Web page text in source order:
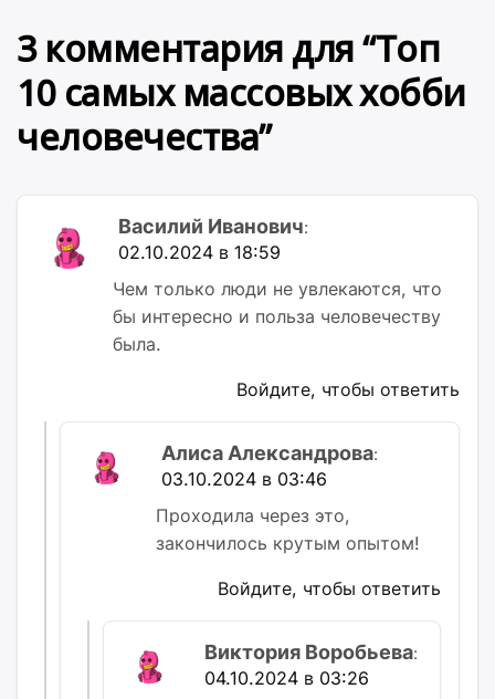
3 комментария для “Топ
10 самых массовых хобби
человечества”
Василий Иванович:
02.10.2024 в 18:59
Чем только люди не увлекаются, что
бы интересно и польза человечеству
была.
Войдите, чтобы ответить
Алиса Александрова:
03.10.2024 в 03:46
Проходила через это,
закончилось крутым опытом!
Войдите, чтобы ответить
Виктория Воробьева:
04.10.2024 в 03:26